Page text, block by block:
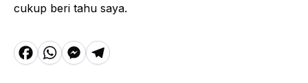
cukup beri tahu saya.
F WMT